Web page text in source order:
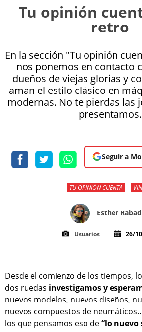
Tu opinión
retro
En la sección "Tu opinión
nos ponemos en contacto
dueños de viejas glorias y
aman el estilo clásico en
modernas. No te pierdas las
presentamos.
Seguir a
TU OPINIÓN CUENTA
Esther
Usuarios 26/
Desde el comienzo de los tiempos,
dos ruedas investigamos y
nuevos modelos, nuevos diseños,
nuevos compuestos de
los que pensamos eso de“lo nuevo